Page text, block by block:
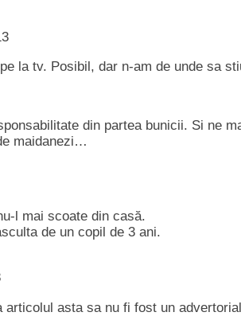
la tv. Posibil, dar n-am de unde sa
din partea bunicii. Si ne
maidanezi…
l mai scoate din casă.
de un copil de 3 ani.
articolul asta sa nu fi fost un